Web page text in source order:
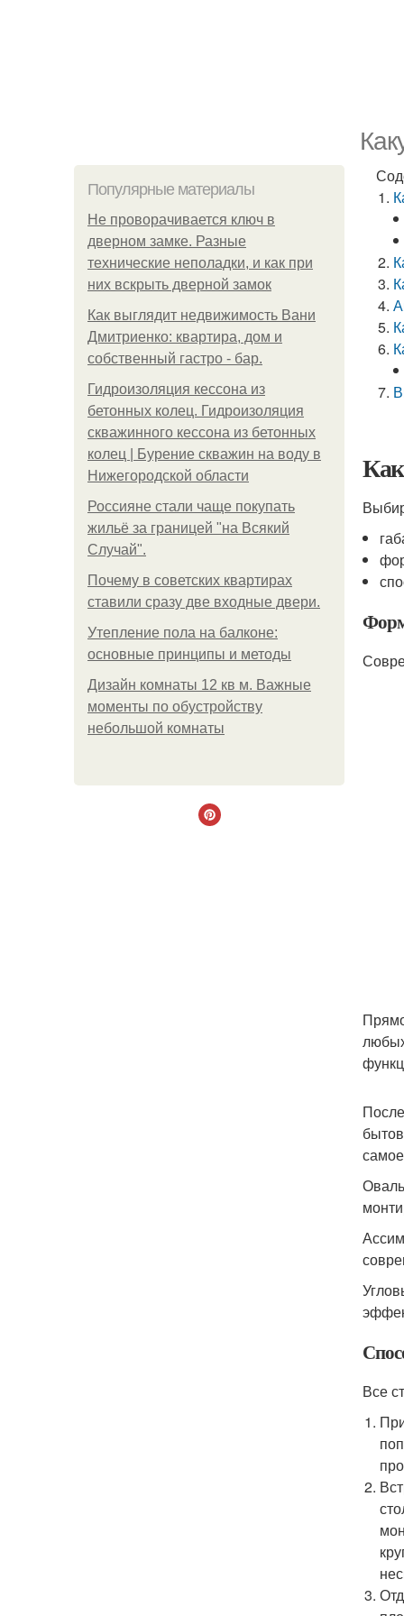
Популярные материалы
Не проворачивается ключ в
дверном замке. Разные
технические неполадки, и как при
них вскрыть дверной замок
Как выглядит недвижимость Вани
Дмитриенко: квартира, дом и
собственный гастро - бар.
Гидроизоляция кессона из
бетонных колец. Гидроизоляция
скважинного кессона из бетонных
колец | Бурение скважин на воду в
Нижегородской области
Россияне стали чаще покупать
жильё за границей "на Всякий
Случай".
Почему в советских квартирах
ставили сразу две входные двери.
Утепление пола на балконе:
основные принципы и методы
Дизайн комнаты 12 кв м. Важные
моменты по обустройству
небольшой комнаты
Все